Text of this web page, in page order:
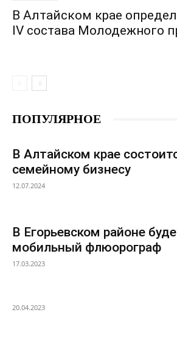
В Алтайском крае
IV состава Молодежного
ПОПУЛЯРНОЕ
В Алтайском крае
семейному бизнесу
12.07.2024
В Егорьевском районе
мобильный флюорограф
17.03.2023
20.04.2023